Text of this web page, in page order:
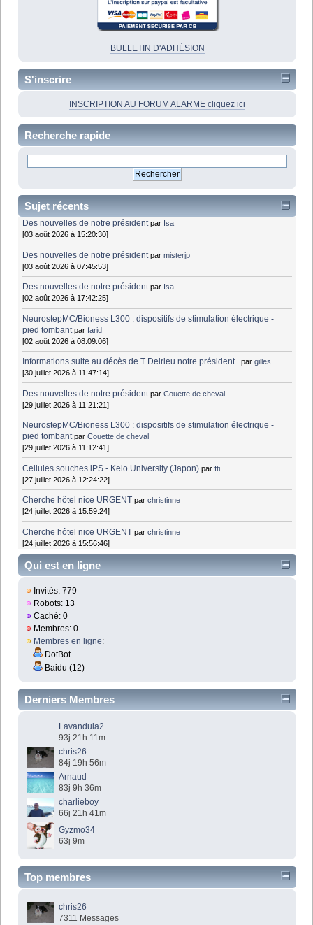
BULLETIN D'ADHÉSION
S'inscrire
INSCRIPTION AU FORUM ALARME cliquez ici
Recherche rapide
Sujet récents
Des nouvelles de notre président par Isa
[03 août 2026 à 15:20:30]
Des nouvelles de notre président parmisterjp
[03 août 2026 à 07:45:53]
Des nouvelles de notre président par Isa
[02 août 2026 à 17:42:25]
NeurostepMC/Bioness L300 : dispositifs de stimulation électrique -
pied tombant parfarid
[02 août 2026 à 08:09:06]
Informations suite au décès de T Delrieu notre président . pargilles
[30 juillet 2026 à 11:47:14]
Des nouvelles de notre président parCouette de cheval
[29 juillet 2026 à 11:21:21]
NeurostepMC/Bioness L300 : dispositifs de stimulation électrique -
pied tombant parCouette de cheval
[29 juillet 2026 à 11:12:41]
Cellules souches iPS - Keio University (Japon) parfti
[27 juillet 2026 à 12:24:22]
Cherche hôtel nice URGENT parchristinne
[24 juillet 2026 à 15:59:24]
Cherche hôtel nice URGENT parchristinne
[24 juillet 2026 à 15:56:46]
Qui est en ligne
Invités: 779
Robots: 13
Caché: 0
Membres: 0
Membres en ligne:
DotBot
Baidu (12)
Derniers Membres
Lavandula2
93j 21h 11m
chris26
84j 19h 56m
Arnaud
83j 9h 36m
charlieboy
66j 21h 41m
Gyzmo34
63j 9m
Top membres
chris26
7311 Messages